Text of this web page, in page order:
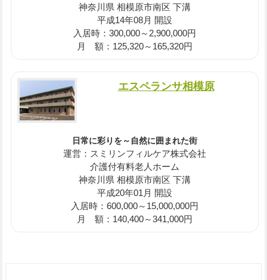
神奈川県 相模原市南区 下溝
平成14年08月 開設
入居時：300,000～2,900,000円
月 額：125,320～165,320円
エスペランサ相模原
日常に彩りを～自然に囲まれた街
運営：スミリンフィルケア株式会社
介護付有料老人ホーム
神奈川県 相模原市南区 下溝
平成20年01月 開設
入居時：600,000～15,000,000円
月 額：140,400～341,000円